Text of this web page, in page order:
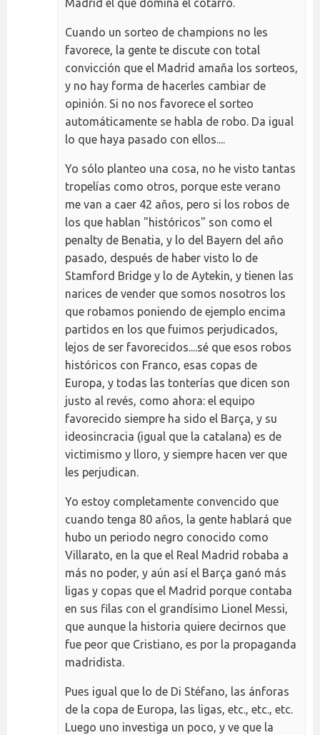
Madrid el que domina el cotarro.
Cuando un sorteo de champions no les
favorece, la gente te discute con total
convicción que el Madrid amaña los sorteos,
y no hay forma de hacerles cambiar de
opinión. Si no nos favorece el sorteo
automáticamente se habla de robo. Da igual
lo que haya pasado con ellos....
Yo sólo planteo una cosa, no he visto tantas
tropelías como otros, porque este verano
me van a caer 42 años, pero si los robos de
los que hablan "históricos" son como el
penalty de Benatia, y lo del Bayern del año
pasado, después de haber visto lo de
Stamford Bridge y lo de Aytekin, y tienen las
narices de vender que somos nosotros los
que robamos poniendo de ejemplo encima
partidos en los que fuimos perjudicados,
lejos de ser favorecidos....sé que esos robos
históricos con Franco, esas copas de
Europa, y todas las tonterías que dicen son
justo al revés, como ahora: el equipo
favorecido siempre ha sido el Barça, y su
ideosincracia (igual que la catalana) es de
victimismo y lloro, y siempre hacen ver que
les perjudican.
Yo estoy completamente convencido que
cuando tenga 80 años, la gente hablará que
hubo un periodo negro conocido como
Villarato, en la que el Real Madrid robaba a
más no poder, y aún así el Barça ganó más
ligas y copas que el Madrid porque contaba
en sus filas con el grandísimo Lionel Messi,
que aunque la historia quiere decirnos que
fue peor que Cristiano, es por la propaganda
madridista.
Pues igual que lo de Di Stéfano, las ánforas
de la copa de Europa, las ligas, etc., etc., etc.
Luego uno investiga un poco, y ve que la